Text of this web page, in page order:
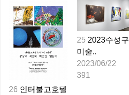
26 인터불고호텔
25 2023수성구
미술..
2023/06/22
391